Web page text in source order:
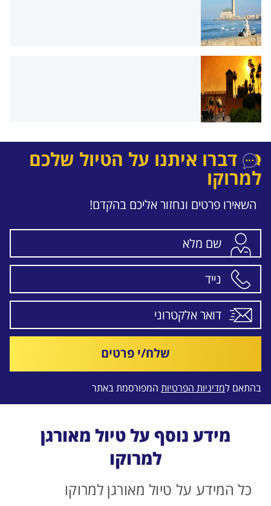
דברו איתנו על הטיול שלכם
למרוקו
השאירו פרטים ונחזור אליכם בהקדם!
שלח/י פרטים
בהתאם למדיניות הפרטיות המפורסמת באתר
מידע נוסף על טיול מאורגן
למרוקו
כל המידע על טיול מאורגן למרוקו